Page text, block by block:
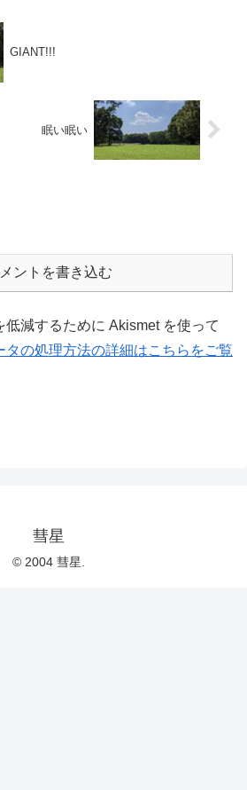
GIANT!!!
眠い眠い
ントを書き込む
低減するために Akismet を使って
タの処理方法の詳細はこちらをご覧
彗星
© 2004 彗星.